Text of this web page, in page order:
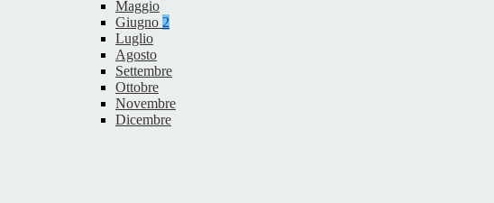
Maggio
Giugno 2
Luglio
Agosto
Settembre
Ottobre
Novembre
Dicembre